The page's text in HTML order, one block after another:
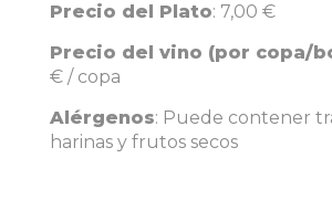
Precio del Plato: 7,00 €
Precio del vino (por copa/
€ / copa
Alérgenos: Puede contener
harinas y frutos secos